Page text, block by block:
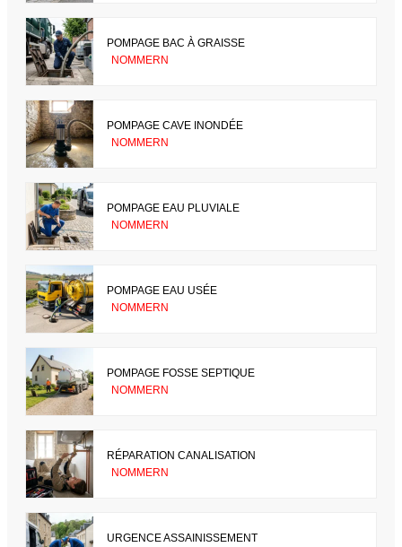
POMPAGE BAC À GRAISSE
NOMMERN
POMPAGE CAVE INONDÉE
NOMMERN
POMPAGE EAU PLUVIALE
NOMMERN
POMPAGE EAU USÉE
NOMMERN
POMPAGE FOSSE SEPTIQUE
NOMMERN
RÉPARATION CANALISATION
NOMMERN
URGENCE ASSAINISSEMENT